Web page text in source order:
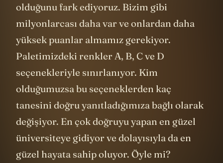
olduğunu fark ediyoruz. Bizim gibi
milyonlarcası daha var ve onlardan daha
yüksek puanlar almamız gerekiyor.
Paletimizdeki renkler A, B, C ve D
seçenekleriyle sınırlanıyor. Kim
olduğumuzsa bu seçeneklerden kaç
tanesini doğru yanıtladığımıza bağlı olarak
değişiyor. En çok doğruyu yapan en güzel
üniversiteye gidiyor ve dolayısıyla da en
güzel hayata sahip oluyor. Öyle mi?